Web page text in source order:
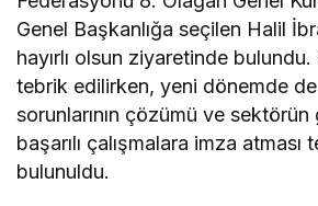
Genel Başkanlığa seçilen Halil
hayırlı olsun ziyaretinde bulundu.
tebrik edilirken, yeni dönemde de
sorunlarının çözümü ve sektörün
başarılı çalışmalara imza atması
bulunuldu.